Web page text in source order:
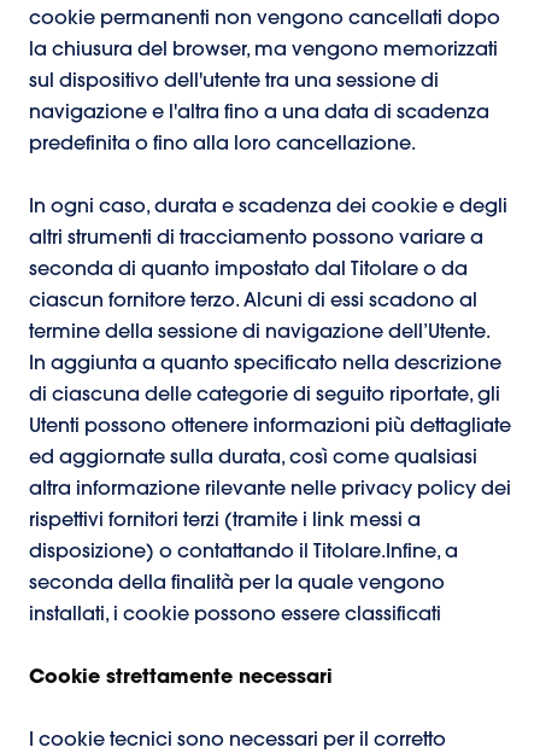
cookie permanenti non vengono cancellati dopo
la chiusura del browser, ma vengono memorizzati
sul dispositivo dell'utente tra una sessione di
navigazione e l'altra fino a una data di scadenza
predefinita o fino alla loro cancellazione.
In ogni caso, durata e scadenza dei cookie e degli
altri strumenti di tracciamento possono variare a
seconda di quanto impostato dal Titolare o da
ciascun fornitore terzo. Alcuni di essi scadono al
termine della sessione di navigazione dell’Utente.
In aggiunta a quanto specificato nella descrizione
di ciascuna delle categorie di seguito riportate, gli
Utenti possono ottenere informazioni più dettagliate
ed aggiornate sulla durata, così come qualsiasi
altra informazione rilevante nelle privacy policy dei
rispettivi fornitori terzi (tramite i link messi a
disposizione) o contattando il Titolare.Infine, a
seconda della finalità per la quale vengono
installati, i cookie possono essere classificati
Cookie strettamente necessari
I cookie tecnici sono necessari per il corretto